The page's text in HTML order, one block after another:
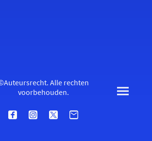
Alle rechten
voorbehouden.